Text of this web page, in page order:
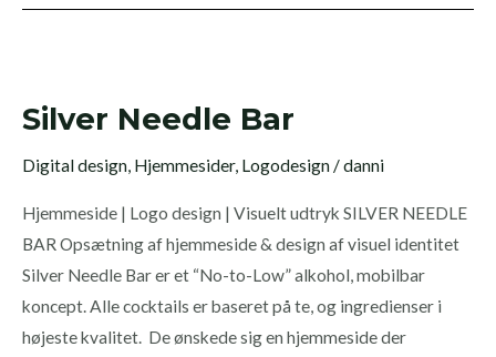
Silver Needle Bar
Digital design, Hjemmesider, Logodesign /danni
Hjemmeside | Logo design | Visuelt udtryk SILVER NEEDLE
BAR Opsætning af hjemmeside & design af visuel identitet
Silver Needle Bar er et “No-to-Low” alkohol, mobilbar
koncept. Alle cocktails er baseret på te, og ingredienser i
højeste kvalitet. De ønskede sig en hjemmeside der
Bar